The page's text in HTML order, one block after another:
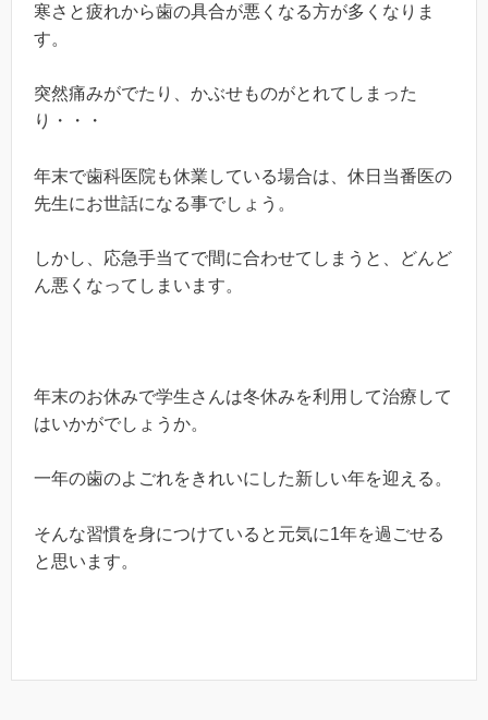
寒さと疲れから歯の具合が悪くなる方が多くなりま
す。
突然痛みがでたり、かぶせものがとれてしまった
り・・・
年末で歯科医院も休業している場合は、休日当番医の
先生にお世話になる事でしょう。
しかし、応急手当てで間に合わせてしまうと、どんど
ん悪くなってしまいます。
年末のお休みで学生さんは冬休みを利用して治療して
はいかがでしょうか。
一年の歯のよごれをきれいにした新しい年を迎える。
そんな習慣を身につけていると元気に1年を過ごせる
と思います。